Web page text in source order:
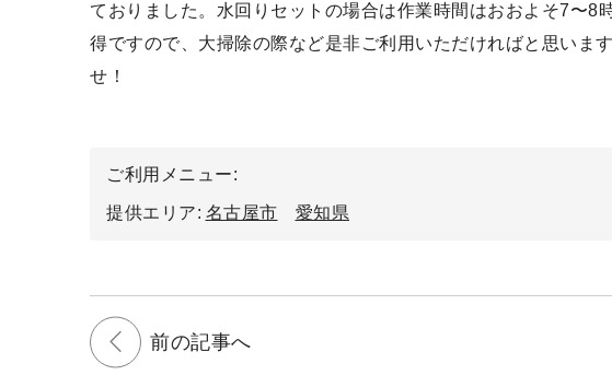
ておりました。水回りセットの場合は作業時間はおおよそ7〜8
得ですので、大掃除の際など是非ご利用いただければと思いま
せ！
ご利用メニュー
提供エリア 名古屋市 愛知県
前の記事へ